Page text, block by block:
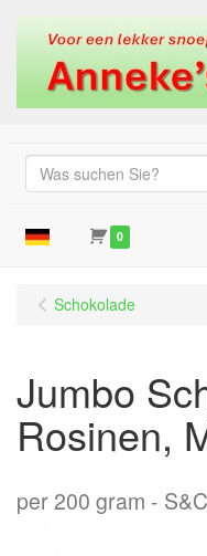
0
Schokolade
Jumbo
Rosinen,
per 200 gram S&C